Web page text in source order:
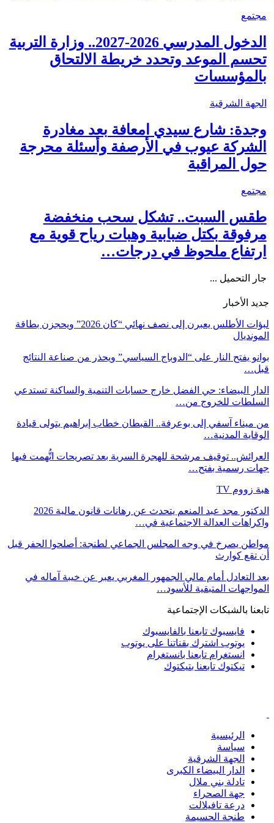
مجتمع
الدخول المدرسي 2026-2027.. وزارة التربية
تحسم الموعد وتحدد خريطة الالتحاق
بالمؤسسات
الجهة الشرقية
وجدة: شارع سيدي امعافة بعد مغادرة
الشركة عيوب في الأرصفة وأسئلة محرجة
حول المراقبة
مجتمع
طقس السبت.. تشكل سحب منخفضة
مرفوقة بكتل ضبابية وهبات رياح قوية مع
ارتفاع ملحوظ في درجات…
جار التحميل ...
جديد الأخبار
لبؤات الأطلس يعبرن إلى نصف نهائي “كان 2026” ويحجزن بطاقة
المونديال
بوانو يفتح النار على “الدوباج السياسي” ويحذر من صناعة النتائج
قبل…
الدار البيضاء: حي الفضل خارج حسابات التنمية والساكنة تستدعي
السلطات للخروج من…
من ميناء آسفي إلى بوعرفة.. القبطان خطاب إبراهيم يتولى قيادة
الوقاية المدنية…
العرائش.. توقيف مرشحة للهجرة السرية بعد تصريحات اتُّهمت فيها
جهات رسمية بفتح…
هبة زووم TV
الدكتور مجد عبد المنعم يتحدث عن رهانات قانون مالية 2026
واكراهات العدالة الاجتماعية في…
مواطن يصرخ في وجه المجلس الجماعي لطنجة: أصلحوا الحفر قبل
أن تقع كوارث
بعد التعادل أمام مالي الجمهور المغربي يعبر عن خيبة آماله في
المواجهات المتبقية للأسود…
تابعنا بالشبكات الإجتماعية
فايسبوك تابعنا بالفايسبوك
يوتوب اشترك بقناتنا على يوتوب
انستغرام تابعنا بانستغرام
تيكتوك تابعنا بتيكتوك
الرئيسية
سياسة
الجهة الشرقية
الدار البيضاء الكبرى
تادلة بني ملال
جهة الصحراء
درعة تافيلالت
طنجة الحسيمة